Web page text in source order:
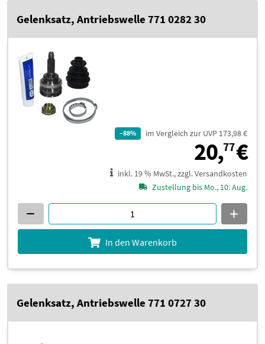
Gelenksatz, Antriebswelle 771 0282 30
–88% im Vergleich zur UVP 173,98 €
20,77€
inkl. 19 % MwSt., zzgl. Versandkosten
Zustellung bis Mo., 10. Aug.
In den Warenkorb
Gelenksatz, Antriebswelle 771 0727 30